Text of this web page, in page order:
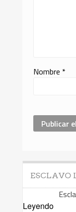
Nombre *
ESCLAVO
Leyendo